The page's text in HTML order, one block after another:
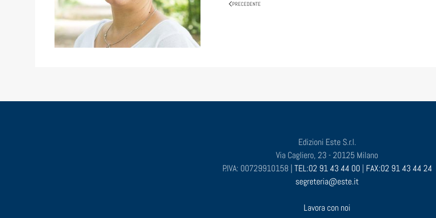
PRECEDENTE
Edizioni Este S.r.l.
Via Cagliero, 23 - 20125 Milano
P.IVA: 00729910158 | TEL:02 91 43 44 00 | FAX:02 91 43 44 24
segreteria@este.it
Lavora con noi